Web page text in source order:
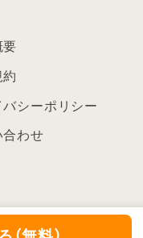
要
バシーポリシー
合わせ